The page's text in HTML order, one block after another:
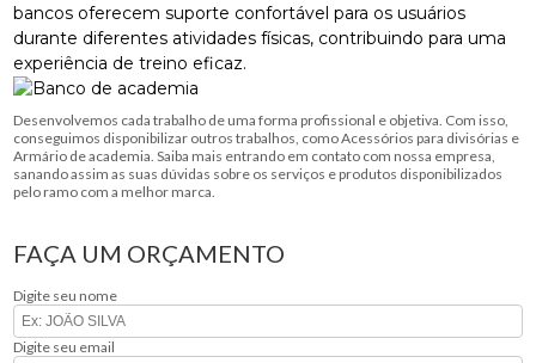
bancos oferecem suporte confortável para os usuários
durante diferentes atividades físicas, contribuindo para uma
experiência de treino eficaz.
Desenvolvemos cada trabalho de uma forma profissional e objetiva. Com isso,
conseguimos disponibilizar outros trabalhos, como Acessórios para divisórias e
Armário de academia. Saiba mais entrando em contato com nossa empresa,
sanando assim as suas dúvidas sobre os serviços e produtos disponibilizados
pelo ramo com a melhor marca.
FAÇA UM ORÇAMENTO
Digite seu nome
Digite seu email